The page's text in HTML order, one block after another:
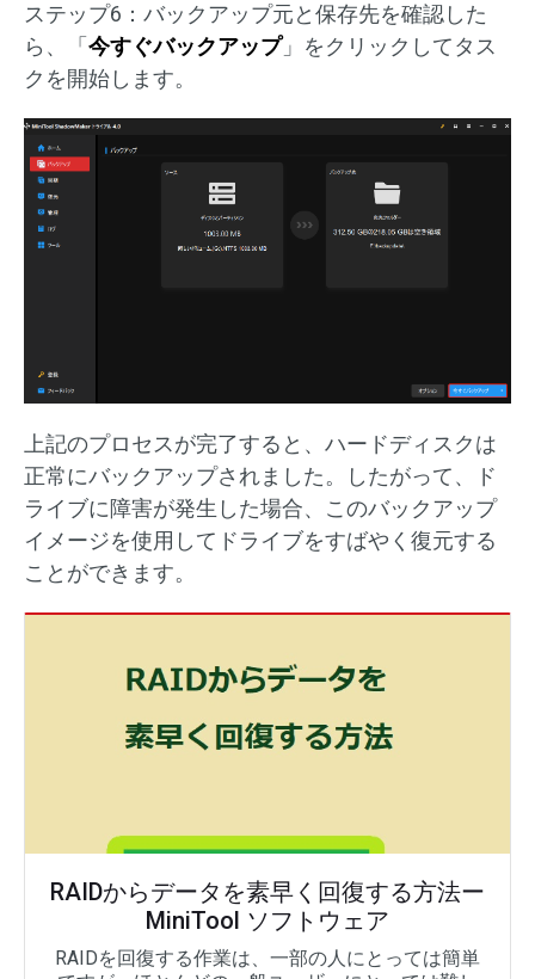
ステップ6：バックアップ元と保存先を確認した
ら、「 今すぐバックアップ」をクリックしてタス
クを開始します。
上記のプロセスが完了すると、ハードディスクは
正常にバックアップされました。したがって、ド
ライブに障害が発生した場合、このバックアップ
イメージを使用してドライブをすばやく復元する
ことができます。
RAIDからデータを素早く回復する方法ー
MiniTool ソフトウェア
RAIDを回復する作業は、一部の人にとっては簡単